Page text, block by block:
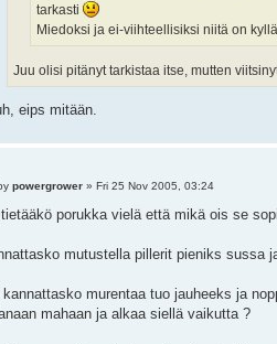
tarkasti
Miedoksi ja ei-viihteellisiksi niitä on
Juu olisi pitänyt tarkistaa itse, mutten
eips mitään.
powergrower» Fri 25 Nov 2005, 03:24
porukka vielä että mikä ois se
mutustella pillerit pieniks sussa
kannattasko murentaa tuo jauheeks ja
mahaan ja alkaa siellä vaikutta ?